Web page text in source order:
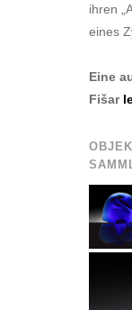
ihren
eines
Eine
Fišar